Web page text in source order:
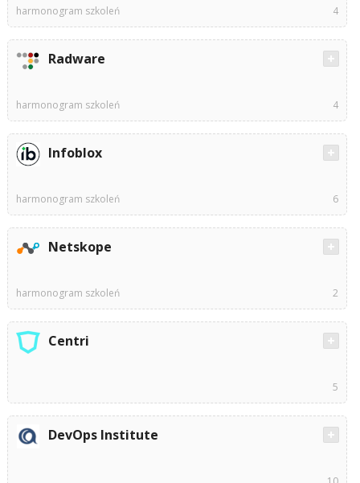
harmonogram szkoleń 4
Radware
harmonogram szkoleń 4
Infoblox
harmonogram szkoleń 6
Netskope
harmonogram szkoleń 2
Centri
5
DevOps Institute